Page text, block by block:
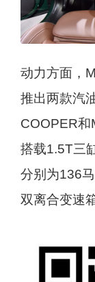
动力方面，
推出两款汽
COOPER和
搭载1.5T三
分别为136
双离合变速箱